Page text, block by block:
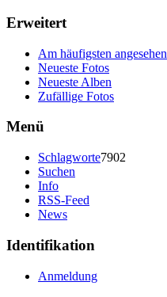
Erweitert
Am häufigsten angesehen
Neueste Fotos
Neueste Alben
Zufällige Fotos
Menü
Schlagworte7902
Suchen
Info
RSS-Feed
News
Identifikation
Anmeldung